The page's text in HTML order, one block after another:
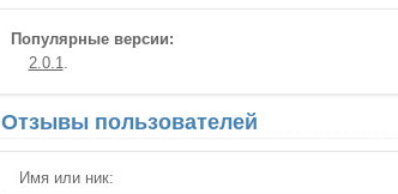
Популярные версии:
2.0.1
Отзывы пользователей
Имя или ник: